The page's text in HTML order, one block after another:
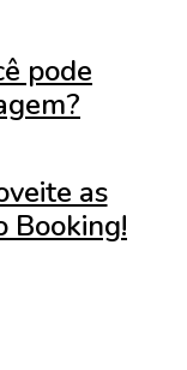
pode
as
Booking!